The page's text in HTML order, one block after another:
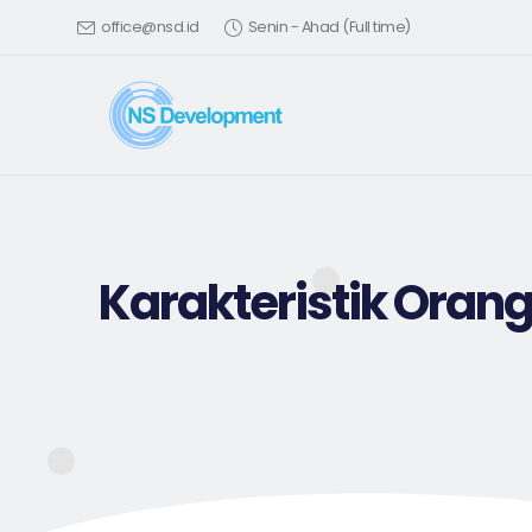
office@nsd.id Senin - Ahad (Full time)
Karakteristik